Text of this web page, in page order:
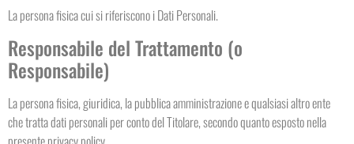
La persona fisica cui si riferiscono i Dati Personali.
Responsabile del Trattamento (o
Responsabile)
La persona fisica, giuridica, la pubblica amministrazione e qualsiasi altro ente
che tratta dati personali per conto del Titolare, secondo quanto esposto nella